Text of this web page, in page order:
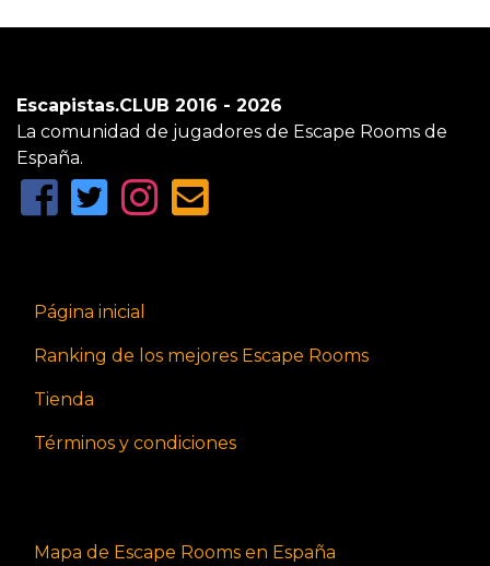
Escapistas.CLUB 2016 - 2026
La comunidad de jugadores de Escape Rooms de
España.
Página inicial
Ranking de los mejores Escape Rooms
Tienda
Términos y condiciones
Mapa de Escape Rooms en España